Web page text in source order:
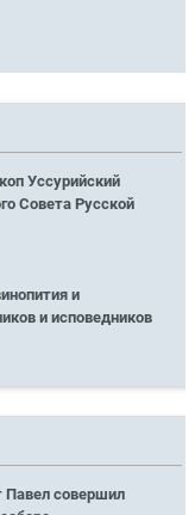
Уссурийский
Совета Русской
и
и исповедников
Павел совершил